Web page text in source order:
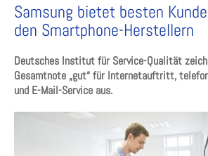
Samsung bietet besten
den Smartphone-Herstellern
Deutsches Institut für Service-Qualität
Gesamtnote „gut“ für Internetauftritt,
und E-Mail-Service aus.